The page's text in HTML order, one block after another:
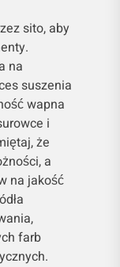
sito, aby
na
suszenia
wapna
i
że
a
na jakość
farb